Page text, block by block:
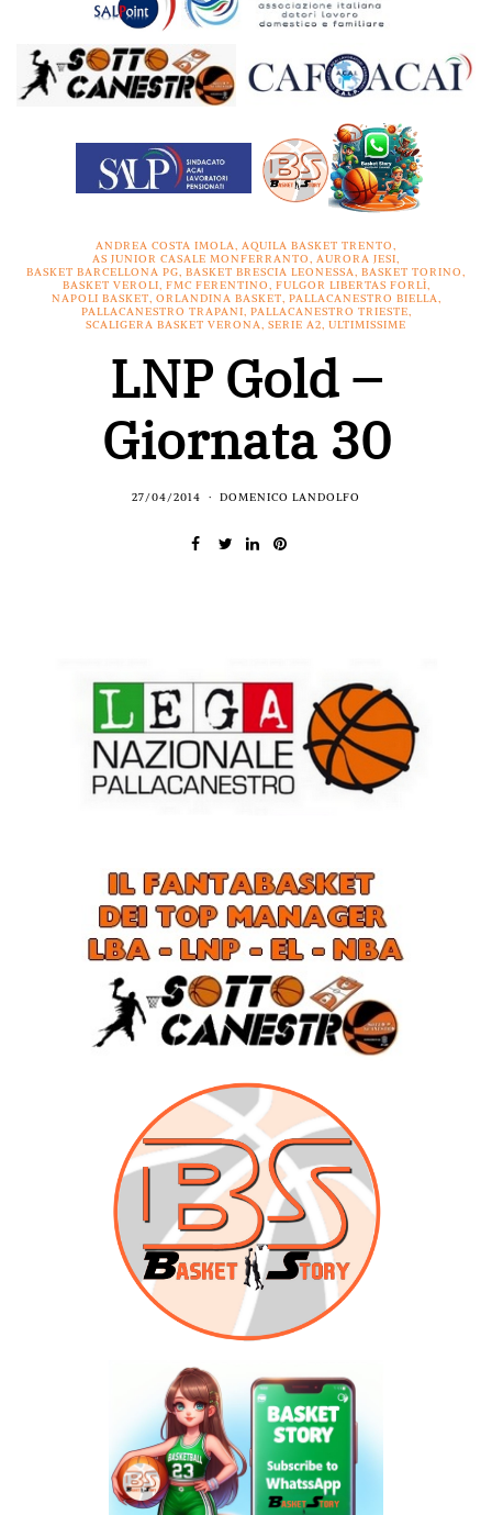
ANDREA COSTA IMOLA, AQUILA BASKET TRENTO,
AS JUNIOR CASALE MONFERRANTO, AURORA JESI,
BASKET BARCELLONA PG, BASKET BRESCIA LEONESSA, BASKET TORINO,
BASKET VEROLI, FMC FERENTINO, FULGOR LIBERTAS FORLÌ,
NAPOLI BASKET, ORLANDINA BASKET, PALLACANESTRO BIELLA,
PALLACANESTRO TRAPANI, PALLACANESTRO TRIESTE,
SCALIGERA BASKET VERONA, SERIE A2, ULTIMISSIME
LNP Gold –
Giornata 30
27/04/2014 DOMENICO LANDOLFO